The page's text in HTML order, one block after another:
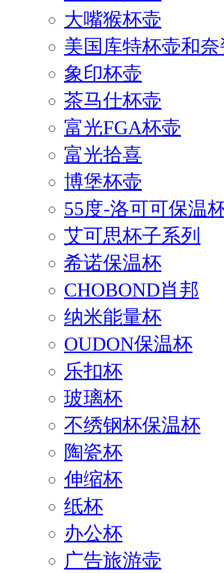
大嘴猴杯壶
美国库特杯壶和
象印杯壶
茶马仕杯壶
富光FGA杯壶
富光拾喜
博堡杯壶
55度-洛可可保温
艾可思杯子系列
希诺保温杯
CHOBOND肖邦
纳米能量杯
OUDON保温杯
乐扣杯
玻璃杯
不绣钢杯保温杯
陶瓷杯
伸缩杯
纸杯
办公杯
广告旅游壶